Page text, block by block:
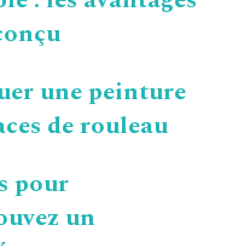
une peinture
de rouleau
pour
un